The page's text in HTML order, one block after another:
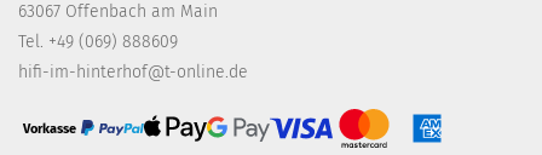
63067 Offenbach am Main
Tel. +49 (069) 888609
hifi-im-hinterhof@t-online.de
Vorkasse